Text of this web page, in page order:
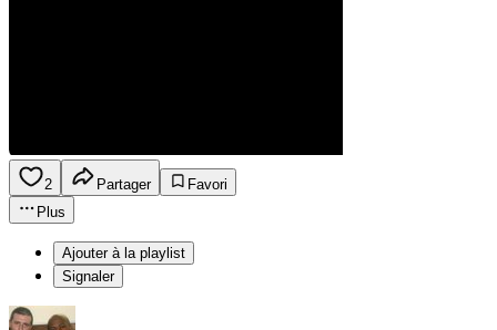
2 Partager
Favori
Plus
Ajouter à la playlist
Signaler